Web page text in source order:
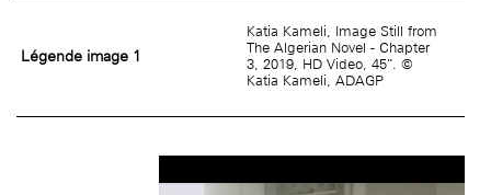
Légende image 1
Katia Kameli, Image Still from
The Algerian Novel - Chapter
3, 2019, HD Video, 45”. ©
Katia Kameli, ADAGP